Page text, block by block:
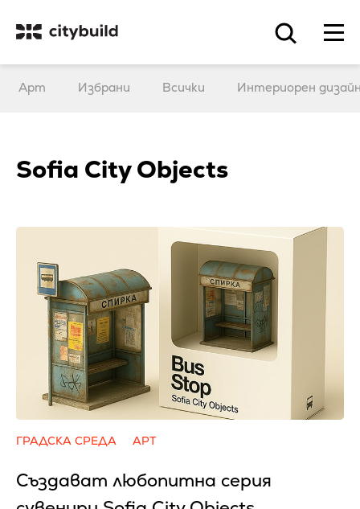
Арт Избрани Всички Интериорен
Sofia City Objects
ГРАДСКА СРЕДА АРТ
Създават любопитна серия